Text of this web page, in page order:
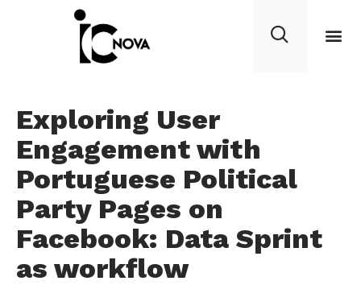
Exploring User
Engagement with
Portuguese Political
Party Pages on
Facebook: Data Sprint
as workflow